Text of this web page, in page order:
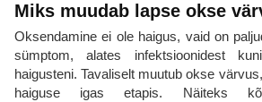
Miks muudab lapse okse
Oksendamine ei ole haigus, vaid on
sümptom, alates infektsioonidest
haigusteni. Tavaliselt muutub okse
haiguse igas etapis. Näiteks